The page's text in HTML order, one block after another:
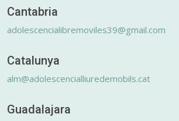
Cantabria
adolescencialibremoviles39@gmail.com
Catalunya
alm@adolescencialliuredemobils.cat
Guadalajara